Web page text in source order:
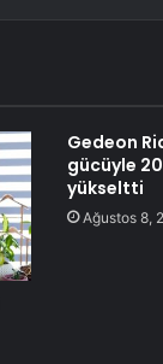
Gedeon
gücüyle
yükseltti
Ağustos 8,